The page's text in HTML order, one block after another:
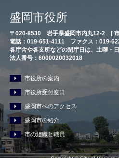
盛岡市役所
〒020-8530 岩手県盛岡市内丸12-2 [
電話：019-651-4111 ファクス：019-
各庁舎や各支所などの閉庁日は、土曜・
法人番号：6000020032018
市役所の案内
市役所受付窓口
盛岡市へのアクセス
盛岡市の紹介
市の組織と職員